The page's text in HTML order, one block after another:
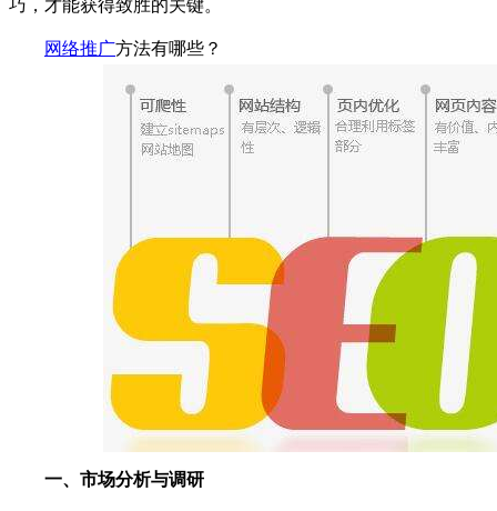
巧，才能获得致胜的关键。
网络推广方法有哪些？
一、市场分析与调研